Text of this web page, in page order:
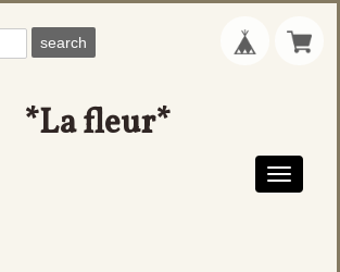
search
*La fleur*
Toggle